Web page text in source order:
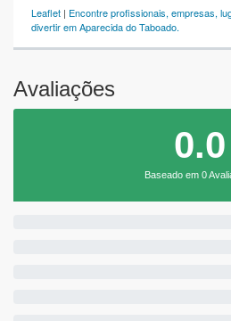
Leaflet | Encontre profissionais, empresas,
divertir em Aparecida do Taboado.
Avaliações
0.0
Baseado em 0